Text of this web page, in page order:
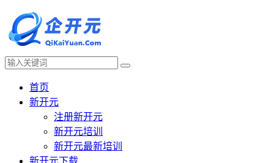
首页
新开元
注册新开元
新开元培训
新开元最新培训
新开元下载